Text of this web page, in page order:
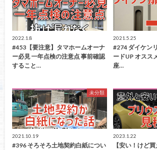
2022.1.8
#453【要注意】タマホームオーナ
ー必見 一年点検の注意点 事前確認
すること…
2021.5.25
#274 ダイケン
ードUP オスス
座…
未分類
2021.10.19
#396 そろそろ土地契約白紙につい
2023.1.22
【安い！けど